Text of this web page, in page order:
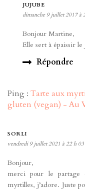
JUJUBE
dimanche 9 juillet 2017 à
Bonjour Martine,
Elle sert à épaissir
Répondre
Ping : Tarte aux
gluten (vegan) - Au
SORLI
vendredi 9 juillet 2021 à 22 h
Bonjour,
merci pour le partage
myrtilles, j’adore. Juste